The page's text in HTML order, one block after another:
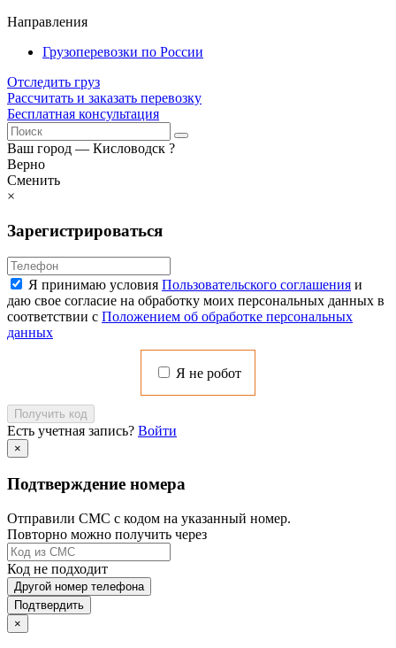
Направления
Грузоперевозки по России
Отследить груз
Рассчитать и заказать перевозку
Бесплатная консультация
Ваш город — Кисловодск ?
Верно
Сменить
×
Зарегистрироваться
Я принимаю условия Пользовательского соглашения и
даю свое согласие на обработку моих персональных данных в
соответствии с Положением об обработке персональных
данных
Я не робот
Получить код
Есть учетная запись? Войти
×
Подтверждение номера
Отправили СМС с кодом на указанный номер.
Повторно можно получить через
Код не подходит
Другой номер телефона
Подтвердить
×